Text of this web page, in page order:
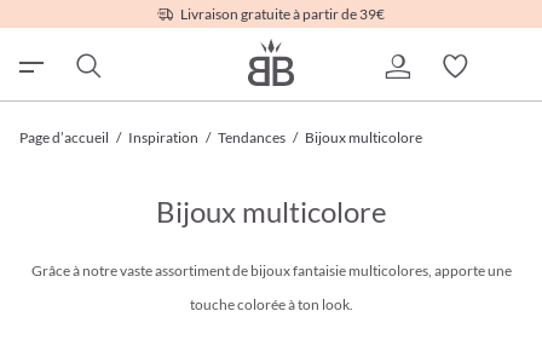
Livraison gratuite à partir de 39€
Page d’accueil / Inspiration / Tendances / Bijoux multicolore
Bijoux multicolore
Grâce à notre vaste assortiment de bijoux fantaisie multicolores, apporte une
touche colorée à ton look.